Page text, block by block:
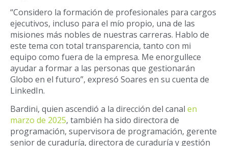
“Considero la formación de profesionales para cargos
ejecutivos, incluso para el mío propio, una de las
misiones más nobles de nuestras carreras. Hablo de
este tema con total transparencia, tanto con mi
equipo como fuera de la empresa. Me enorgullece
ayudar a formar a las personas que gestionarán
Globo en el futuro”, expresó Soares en su cuenta de
LinkedIn.
Bardini, quien ascendió a la dirección del canal en
marzo de 2025, también ha sido directora de
programación, supervisora de programación, gerente
senior de curaduría, directora de curaduría y gestión